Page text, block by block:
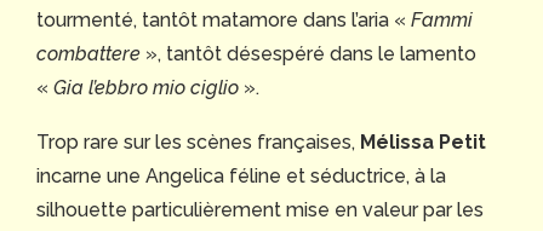
tourmenté, tantôt matamore dans l’aria « Fammi
combattere », tantôt désespéré dans le lamento
« Gia l’ebbro mio ciglio ».
Trop rare sur les scènes françaises, Mélissa Petit
incarne une Angelica féline et séductrice, à la
silhouette particulièrement mise en valeur par les